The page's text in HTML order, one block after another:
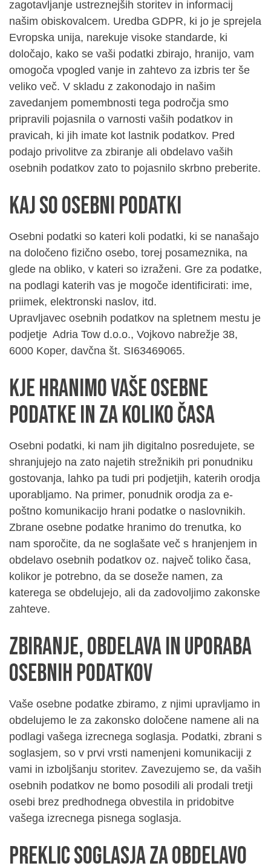
zagotavljanje ustreznejših storitev in informacij
našim obiskovalcem. Uredba GDPR, ki jo je sprejela
Evropska unija, narekuje visoke standarde, ki
določajo, kako se vaši podatki zbirajo, hranijo, vam
omogoča vpogled vanje in zahtevo za izbris ter še
veliko več. V skladu z zakonodajo in našim
zavedanjem pomembnosti tega področja smo
pripravili pojasnila o varnosti vaših podatkov in
pravicah, ki jih imate kot lastnik podatkov. Pred
podajo privolitve za zbiranje ali obdelavo vaših
osebnih podatkov zato to pojasnilo skrbno preberite.
Kaj so osebni podatki
Osebni podatki so kateri koli podatki, ki se nanašajo
na določeno fizično osebo, torej posameznika, na
glede na obliko, v kateri so izraženi. Gre za podatke,
na podlagi katerih vas je mogoče identificirati: ime,
priimek, elektronski naslov, itd.
Upravljavec osebnih podatkov na spletnem mestu je
podjetje Adria Tow d.o.o., Vojkovo nabrežje 38,
6000 Koper, davčna št. SI63469065.
Kje hranimo vaše osebne
podatke in za koliko časa
Osebni podatki, ki nam jih digitalno posredujete, se
shranjujejo na zato najetih strežnikih pri ponudniku
gostovanja, lahko pa tudi pri podjetjih, katerih orodja
uporabljamo. Na primer, ponudnik orodja za e-
poštno komunikacijo hrani podatke o naslovnikih.
Zbrane osebne podatke hranimo do trenutka, ko
nam sporočite, da ne soglašate več s hranjenjem in
obdelavo osebnih podatkov oz. največ toliko časa,
kolikor je potrebno, da se doseže namen, za
katerega se obdelujejo, ali da zadovoljimo zakonske
zahteve.
Zbiranje, obdelava in uporaba
osebnih podatkov
Vaše osebne podatke zbiramo, z njimi upravljamo in
obdelujemo le za zakonsko določene namene ali na
podlagi vašega izrecnega soglasja. Podatki, zbrani s
soglasjem, so v prvi vrsti namenjeni komunikaciji z
vami in izboljšanju storitev. Zavezujemo se, da vaših
osebnih podatkov ne bomo posodili ali prodali tretji
osebi brez predhodnega obvestila in pridobitve
vašega izrecnega pisnega soglasja.
Preklic soglasja za obdelavo